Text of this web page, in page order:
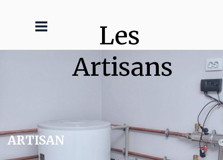
Les
Artisans
ARTISAN